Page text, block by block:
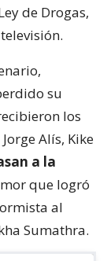
de Drogas,
su
los
Alís, Kike
a la
que logró
al
Sumathra.